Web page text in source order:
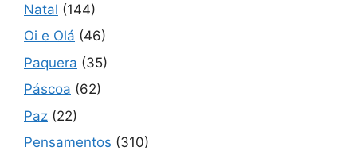
Natal (144)
Oi e Olá (46)
Paquera (35)
Páscoa (62)
Paz (22)
Pensamentos (310)